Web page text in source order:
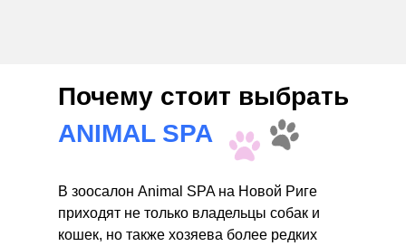
Почему стоит выбрать
ANIMAL SPA
В зоосалон Animal SPA на Новой Риге
приходят не только владельцы собак и
кошек, но также хозяева более редких